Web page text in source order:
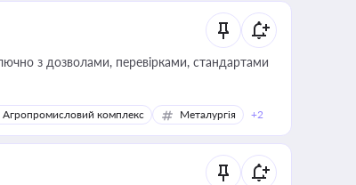
з дозволами, перевірками, стандартами
Агропромисловий комплекс Металургія +2